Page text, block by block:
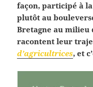
façon, participé à
plutôt au
Bretagne au milieu
racontent leur
d’agricultrices, et